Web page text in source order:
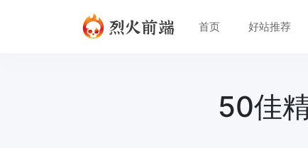
首页 好站推荐
50佳